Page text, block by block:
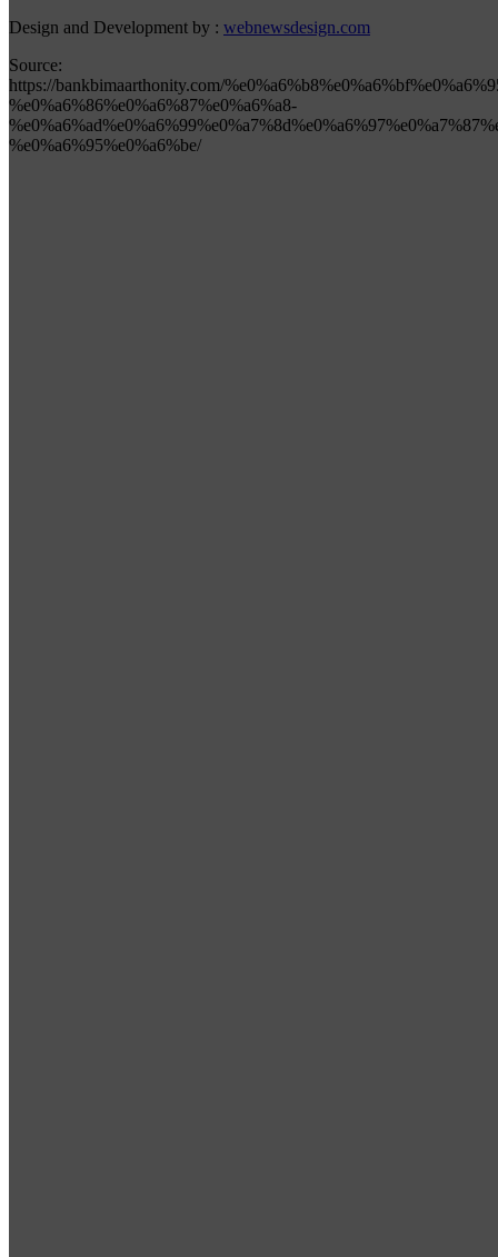
Design and Development by : webnewsdesign.com
Source:
https://bankbimaarthonity.com/
%e0%a6%86%e0%a6%87%e0%a6%a8-
%e0%a6%95%e0%a6%be/